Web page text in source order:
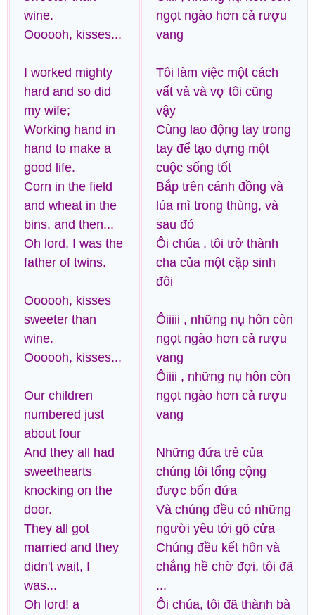
wine.
Oooooh, kisses...
I worked mighty
hard and so did
my wife;
Working hand in
hand to make a
good life.
Corn in the field
and wheat in the
bins, and then...
Oh lord, I was the
father of twins.
Oooooh, kisses
sweeter than
wine.
Oooooh, kisses...
Our children
numbered just
about four
And they all had
sweethearts
knocking on the
door.
They all got
married and they
didn't wait, I
was...
Oh lord! a
ngọt ngào hơn cả rượu
vang
Tôi làm việc một cách
vất vả và vợ tôi cũng
vậy
Cùng lao động tay trong
tay để tạo dựng một
cuộc sống tốt
Bắp trên cánh đồng và
lúa mì trong thùng, và
sau đó
Ôi chúa , tôi trở thành
cha của một cặp sinh
đôi
Ôiiiii , những nụ hôn còn
ngọt ngào hơn cả rượu
vang
Ôiiii , những nụ hôn còn
ngọt ngào hơn cả rượu
vang
Những đứa trẻ của
chúng tôi tổng cộng
được bốn đứa
Và chúng đều có những
người yêu tới gõ cửa
Chúng đều kết hôn và
chẳng hề chờ đợi, tôi đã
...
Ôi chúa, tôi đã thành bà